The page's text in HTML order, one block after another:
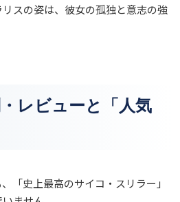
スの姿は、彼女の孤独と意志の強
レビューと「人気
「史上最高のサイコ・スリラー」